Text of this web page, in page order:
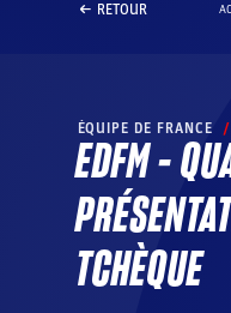
RETOUR
ÉQUIPE DE FRANCE /
EDFM –
TCHÈQUE